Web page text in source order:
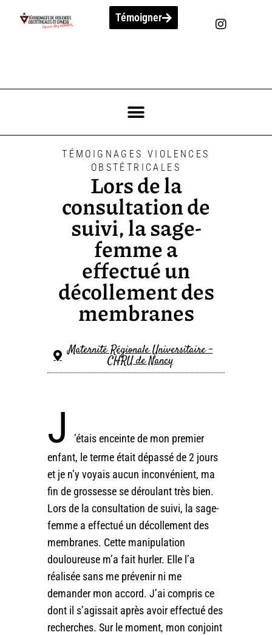
Témoigner
TÉMOIGNAGES VIOLENCES
OBSTÉTRICALES
Lors de la
consultation de
suivi, la sage-
femme a
effectué un
décollement des
membranes
Maternité Régionale Universitaire -
CHRU de Nancy
J
’étais enceinte de mon premier
enfant, le terme était dépassé de 2 jours
et je n’y voyais aucun inconvénient, ma
fin de grossesse se déroulant très bien.
Lors de la consultation de suivi, la sage-
femme a effectué un décollement des
membranes. Cette manipulation
douloureuse m’a fait hurler. Elle l’a
réalisée sans me prévenir ni me
demander mon accord. J’ai compris ce
dont il s’agissait après avoir effectué des
recherches. Sur le moment, mon conjoint